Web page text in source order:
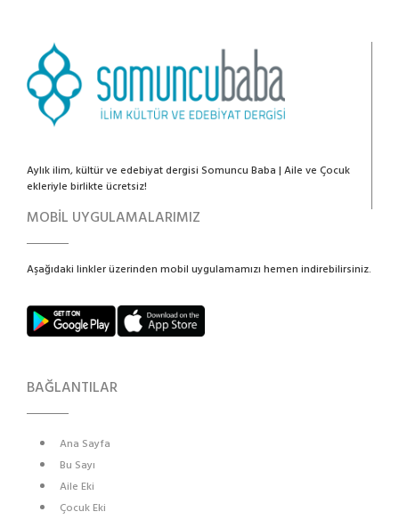
Aylık ilim, kültür ve edebiyat dergisi Somuncu Baba | Aile ve Çocuk
ekleriyle birlikte ücretsiz!
MOBİL UYGULAMALARIMIZ
Aşağıdaki linkler üzerinden mobil uygulamamızı hemen indirebilirsiniz.
BAĞLANTILAR
Ana Sayfa
Bu Sayı
Aile Eki
Çocuk Eki